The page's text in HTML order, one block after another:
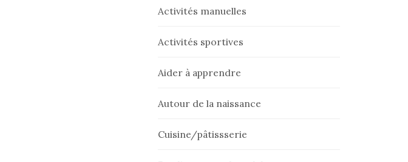
Activités manuelles
Activités sportives
Aider à apprendre
Autour de la naissance
Cuisine/pâtissserie